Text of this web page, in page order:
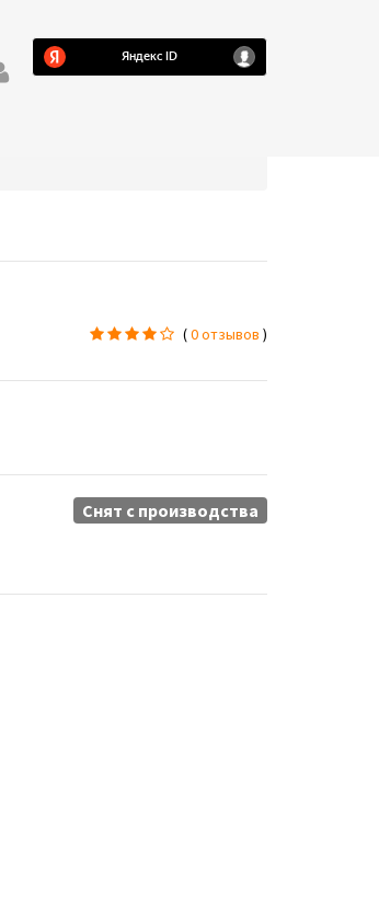
(0 отзывов )
Снят c производства